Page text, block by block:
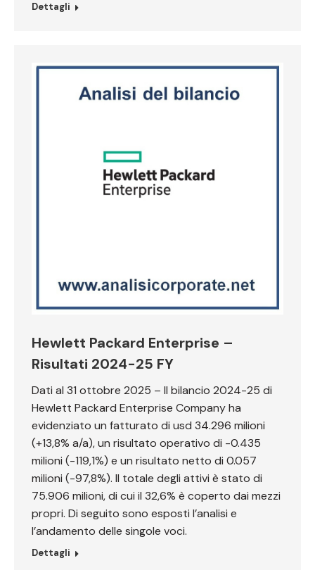
Dettagli
Hewlett Packard Enterprise –
Risultati 2024-25 FY
Dati al 31 ottobre 2025 – Il bilancio 2024-25 di
Hewlett Packard Enterprise Company ha
evidenziato un fatturato di usd 34.296 milioni
(+13,8% a/a), un risultato operativo di -0.435
milioni (-119,1%) e un risultato netto di 0.057
milioni (-97,8%). Il totale degli attivi è stato di
75.906 milioni, di cui il 32,6% è coperto dai mezzi
propri. Di seguito sono esposti l’analisi e
l’andamento delle singole voci.
Dettagli